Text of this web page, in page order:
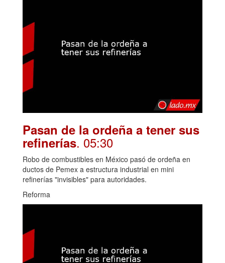
Pasan de la ordeña a tener sus
refinerías. 05:30
Robo de combustibles en México pasó de ordeña en
ductos de Pemex a estructura industrial en mini
refinerías "invisibles" para autoridades.
Reforma